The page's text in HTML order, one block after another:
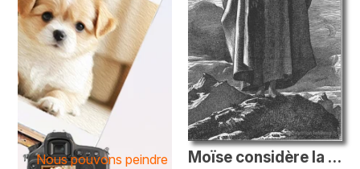
Nous pouvons peindre
Moïse considère la terre promise